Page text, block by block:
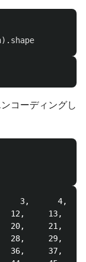
). shape
コーディングし
3,      4,
12,     13,
20,     21,
28,     29,
36,     37,